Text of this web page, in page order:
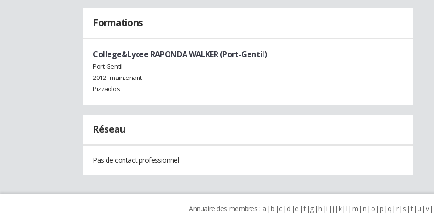
Formations
College&Lycee RAPONDA WALKER (Port-Gentil)
Port-Gentil
2012 - maintenant
Pizzaolos
Réseau
Pas de contact professionnel
Annuaire des membres : a b c d e f g h i j k l m n o p q r s t u v